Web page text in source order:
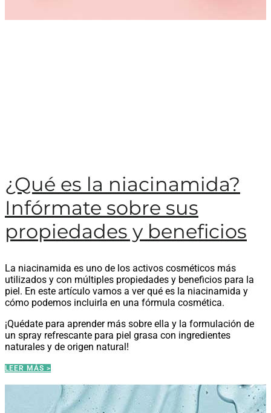
¿Qué es la niacinamida?
Infórmate sobre sus
propiedades y beneficios
La niacinamida es uno de los activos cosméticos más
utilizados y con múltiples propiedades y beneficios para la
piel. En este artículo vamos a ver qué es la niacinamida y
cómo podemos incluirla en una fórmula cosmética.
¡Quédate para aprender más sobre ella y la formulación de
un spray refrescante para piel grasa con ingredientes
naturales y de origen natural!
LEER MÁS >